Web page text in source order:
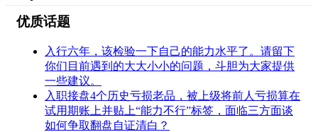
优质话题
入行六年，该检验一下自己的能力水平了。请留下
你们目前遇到的大大小小的问题，斗胆为大家提供
一些建议。
入职接盘4个历史亏损老品，被上级将前人亏损算在
试用期账上并贴上“能力不行”标签，面临三方面谈
如何争取翻盘自证清白？